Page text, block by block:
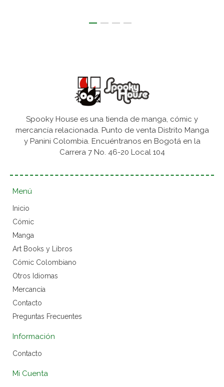
Spooky House es una tienda de manga, cómic y
mercancía relacionada. Punto de venta Distrito Manga
y Panini Colombia. Encuéntranos en Bogotá en la
Carrera 7 No. 46-20 Local 104
Menú
Inicio
Cómic
Manga
Art Books y Libros
Cómic Colombiano
Otros Idiomas
Mercancía
Contacto
Preguntas Frecuentes
Información
Contacto
Mi Cuenta